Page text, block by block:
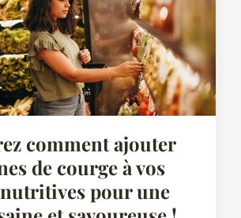
comment ajouter
de courge à vos
pour une